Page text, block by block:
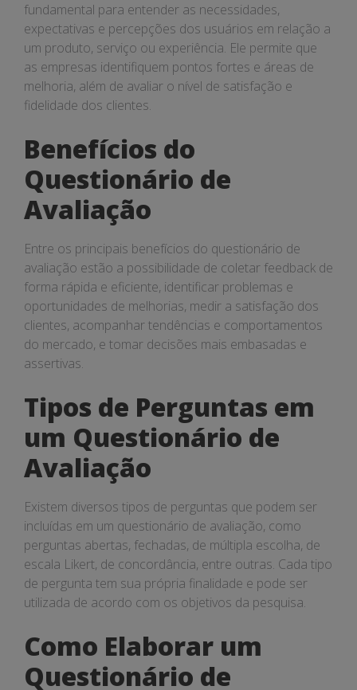
fundamental para entender as necessidades,
expectativas e percepções dos usuários em relação a
um produto, serviço ou experiência. Ele permite que
as empresas identifiquem pontos fortes e áreas de
melhoria, além de avaliar o nível de satisfação e
fidelidade dos clientes.
Benefícios do
Questionário de
Avaliação
Entre os principais benefícios do questionário de
avaliação estão a possibilidade de coletar feedback de
forma rápida e eficiente, identificar problemas e
oportunidades de melhorias, medir a satisfação dos
clientes, acompanhar tendências e comportamentos
do mercado, e tomar decisões mais embasadas e
assertivas.
Tipos de Perguntas em
um Questionário de
Avaliação
Existem diversos tipos de perguntas que podem ser
incluídas em um questionário de avaliação, como
perguntas abertas, fechadas, de múltipla escolha, de
escala Likert, de concordância, entre outras. Cada tipo
de pergunta tem sua própria finalidade e pode ser
utilizada de acordo com os objetivos da pesquisa.
Como Elaborar um
Questionário de